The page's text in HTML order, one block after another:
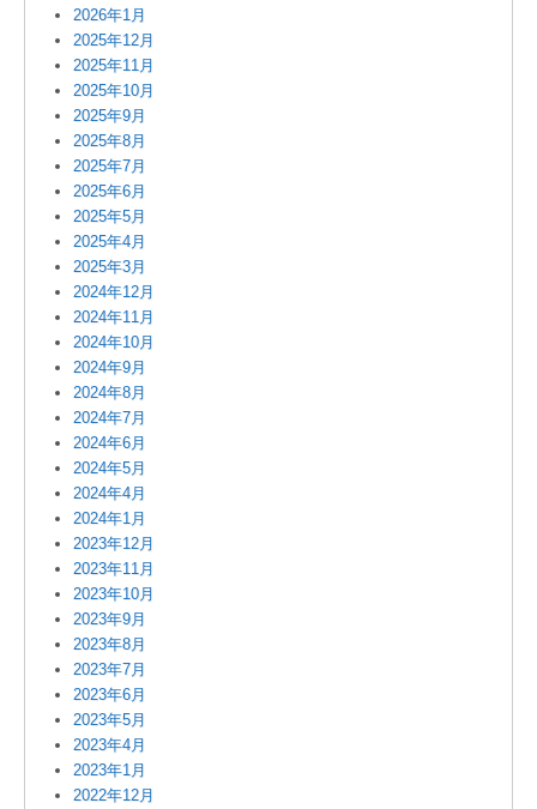
2026年1月
2025年12月
2025年11月
2025年10月
2025年9月
2025年8月
2025年7月
2025年6月
2025年5月
2025年4月
2025年3月
2024年12月
2024年11月
2024年10月
2024年9月
2024年8月
2024年7月
2024年6月
2024年5月
2024年4月
2024年1月
2023年12月
2023年11月
2023年10月
2023年9月
2023年8月
2023年7月
2023年6月
2023年5月
2023年4月
2023年1月
2022年12月